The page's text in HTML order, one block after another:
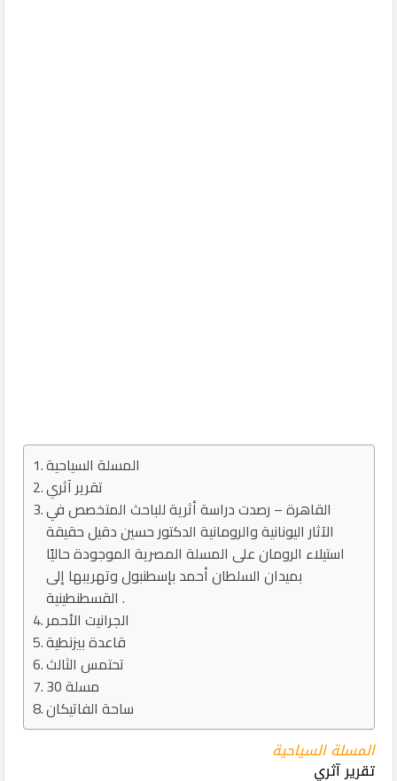
المسلة السياحية
تقرير آثري
القاهرة – رصدت دراسة أثرية للباحث المتخصص في
الآثار اليونانية والرومانية الدكتور حسين دقيل حقيقة
استيلاء الرومان على المسلة المصرية الموجودة حاليًا
بميدان السلطان أحمد بإسطنبول وتهريبها إلى
القسطنطينية .
الجرانيت الأحمر
قاعدة بيزنطية
تحتمس الثالث
ساحة الفاتيكان
المسلة السياحية
تقرير آثري